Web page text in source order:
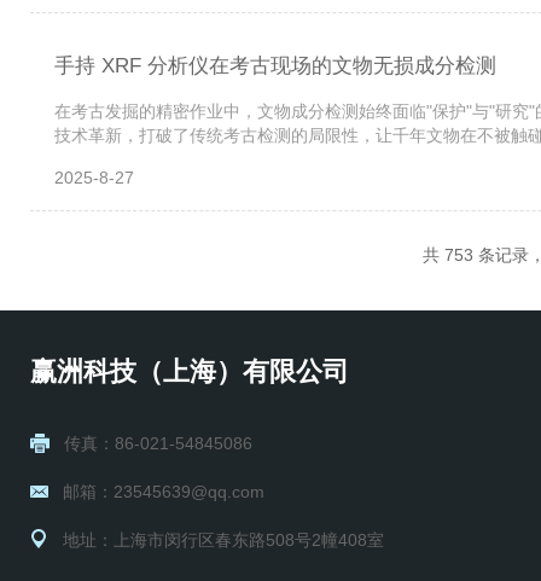
手持 XRF 分析仪在考古现场的文物无损成分检测
在考古发掘的精密作业中，文物成分检测始终面临"保护"与"研
技术革新，打破了传统考古检测的局限性，让千年文物在不被
2025-8-27
共 753 条记录
赢洲科技（上海）有限公司
传真：86-021-54845086
邮箱：23545639@qq.com
地址：上海市闵行区春东路508号2幢408室